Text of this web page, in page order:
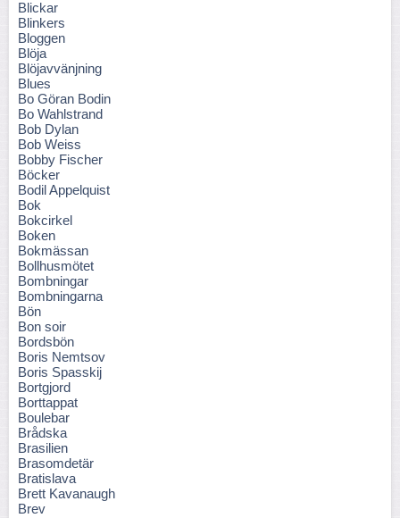
Blickar
Blinkers
Bloggen
Blöja
Blöjavvänjning
Blues
Bo Göran Bodin
Bo Wahlstrand
Bob Dylan
Bob Weiss
Bobby Fischer
Böcker
Bodil Appelquist
Bok
Bokcirkel
Boken
Bokmässan
Bollhusmötet
Bombningar
Bombningarna
Bön
Bon soir
Bordsbön
Boris Nemtsov
Boris Spasskij
Bortgjord
Borttappat
Boulebar
Brådska
Brasilien
Brasomdetär
Bratislava
Brett Kavanaugh
Brev